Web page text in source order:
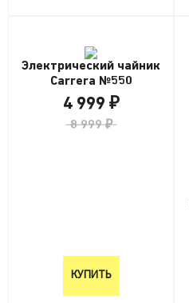
Электрический чайник
Carrera №550
4 999 ₽
8 999 ₽
КУПИТЬ